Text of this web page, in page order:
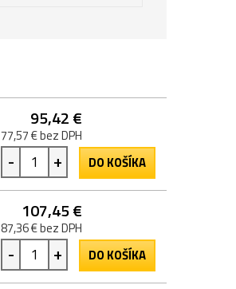
95,42 €
77,57 € bez DPH
- + DO KOŠÍKA
107,45 €
87,36 € bez DPH
- + DO KOŠÍKA